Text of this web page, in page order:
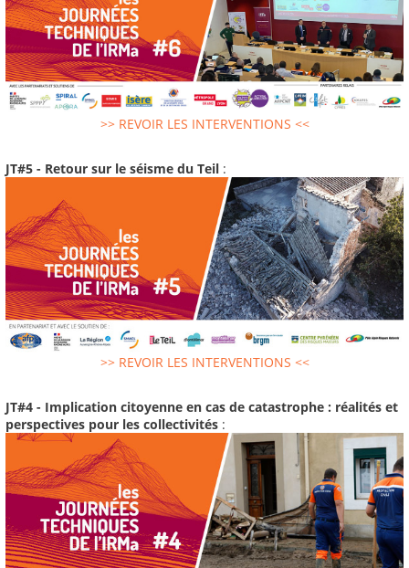
>> REVOIR LES INTERVENTIONS <<
JT#5 - Retour sur le séisme du Teil :
>> REVOIR LES INTERVENTIONS <<
JT#4 - Implication citoyenne en cas de catastrophe : réalités et
perspectives pour les collectivités :